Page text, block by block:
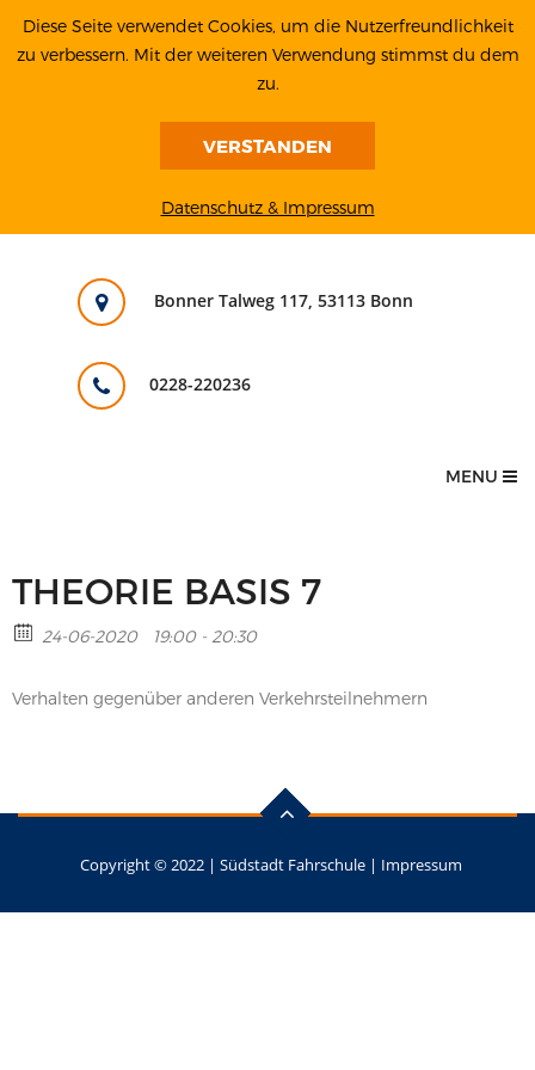
Bonner Talweg 117, 53113 Bonn
0228-220236
MENU
THEORIE BASIS 7
24-06-2020 19:00 - 20:30
Verhalten gegenüber anderen Verkehrsteilnehmern
Copyright © 2022 | Südstadt Fahrschule | Impressum
Diese Seite verwendet Cookies, um die Nutzerfreundlichkeit
zu verbessern. Mit der weiteren Verwendung stimmst du dem
zu.
VERSTANDEN
Datenschutz & Impressum